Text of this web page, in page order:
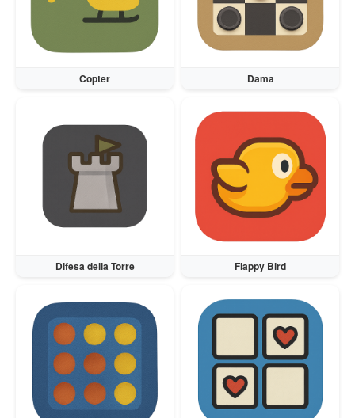
Copter Dama
Difesa della Torre Flappy Bird